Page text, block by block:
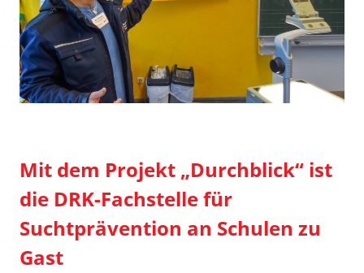
Mit dem Projekt „Durchblick“ ist
die DRK-Fachstelle für
Suchtprävention an Schulen zu
Gast